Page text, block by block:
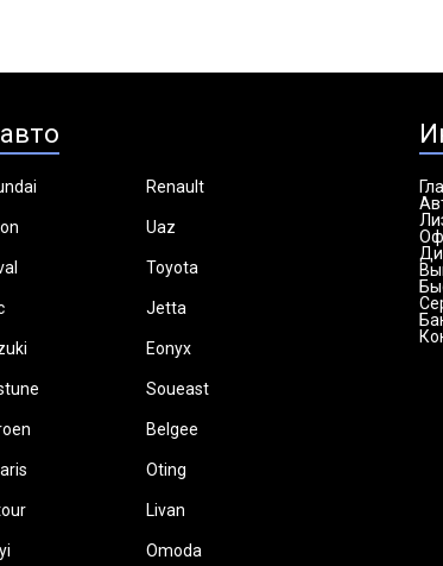
Renault
Uaz
Toyota
Jetta
Eonyx
Soueast
Belgee
Oting
Livan
Omoda